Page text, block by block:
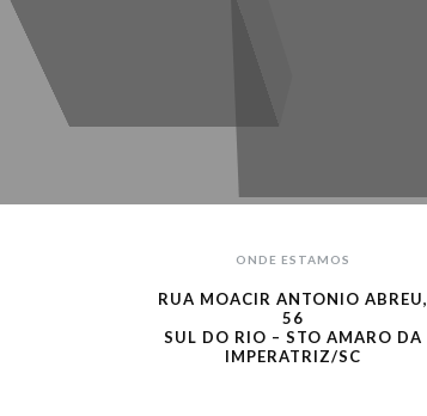
ONDE ESTAMOS
RUA MOACIR ANTONIO ABREU,
56
SUL DO RIO – STO AMARO DA
IMPERATRIZ/SC